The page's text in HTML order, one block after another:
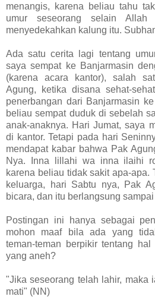
menangis, karena beliau tahu
umur seseorang selain
menyedekahkan kalung itu.
Ada satu cerita lagi tentang
saya sempat ke Banjarmasin
(karena acara kantor), salah
Agung, ketika disana sehat-
penerbangan dari Banjarmasin
beliau sempat duduk di sebelah
anak-anaknya. Hari Jumat, saya
di kantor. Tetapi pada hari
mendapat kabar bahwa Pak
Nya. Inna lillahi wa inna ilaihi
karena beliau tidak sakit apa-apa.
keluarga, hari Sabtu nya, Pak
bicara, dan itu berlangsung
Postingan ini hanya sebagai
mohon maaf bila ada yang
teman-teman berpikir tentang
yang aneh?
"Jika seseorang telah lahir, maka
mati" (NN)